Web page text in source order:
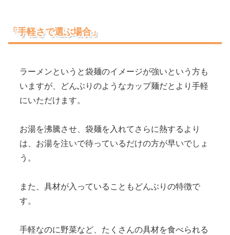
「手軽さで選ぶ場合」
ラーメンというと袋麺のイメージが強いという方も
いますが、どんぶりのようなカップ麺だとより手軽
にいただけます。
お湯を沸騰させ、袋麺を入れてさらに熱するより
は、お湯を注いで待っているだけの方が早いでしょ
う。
また、具材が入っていることもどんぶりの特徴で
す。
手軽なのに野菜など、たくさんの具材を食べられる